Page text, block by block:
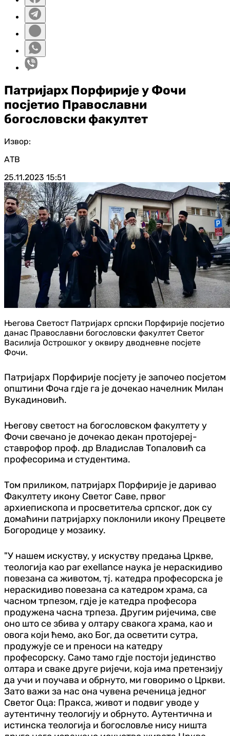
Патријарх Порфирије у Фочи
посјетио Православни
богословски факултет
Извор:
АТВ
25.11.2023 15:51
Његова Светост Патријарх српски Порфирије посјетио
данас Православни богословски факултет Светог
Василија Острошког у оквиру дводневне посјете
Фочи.
Патријарх Порфирије посјету је започео посјетом
општини Фоча гдје га је дочекао начелник Милан
Вукадиновић.
Његову светост на богословском факултету у
Фочи свечано је дочекао декан протојереј-
ставрофор проф. др Владислав Топаловић са
професорима и студентима.
Том приликом, патријарх Порфирије је даривао
Факултету икону Светог Саве, првог
архиепископа и просветитеља српског, док су
домаћини патријарху поклонили икону Прецвете
Богородице у мозаику.
"У нашем искуству, у искуству предања Цркве,
теологија као par exellance наука је нераскидиво
повезана са животом, тј. катедра професорска је
нераскидиво повезана са катедром храма, са
часном трпезом, гдје је катедра професора
продужена часна трпеза. Другим ријечима, све
оно што се збива у олтару свакога храма, као и
овога који ћемо, ако Бог, да осветити сутра,
продужује се и преноси на катедру
професорску. Само тамо гдје постоји јединство
олтара и сваке друге ријечи, која има претензију
да учи и поучава и обрнуто, ми говоримо о Цркви.
Зато важи за нас она чувена реченица једног
Светог Оца: Пракса, живот и подвиг уводе у
аутентичну теологију и обрнуто. Аутентична и
истинска теологија и богословље нису ништа